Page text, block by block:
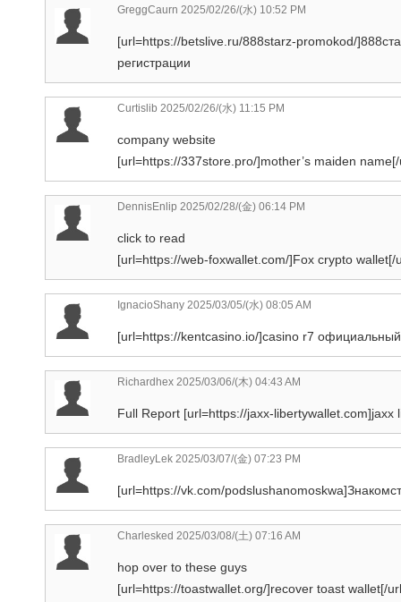
GreggCaurn 2025/02/26/(水) 10:52 PM
[url=https://betslive.ru/888starz-promokod/
регистрации
Curtislib 2025/02/26/(水) 11:15 PM
company website
[url=https://337store.pro/]mother’s maiden
DennisEnlip 2025/02/28/(金) 06:14 PM
click to read
[url=https://web-foxwallet.com/]Fox crypto wallet[/
IgnacioShany 2025/03/05/(水) 08:05 AM
[url=https://kentcasino.io/]casino r7
Richardhex 2025/03/06/(木) 04:43 AM
Full Report [url=https://jaxx-libertywallet.com]jaxx
BradleyLek 2025/03/07/(金) 07:23 PM
[url=https://vk.com/
Charlesked 2025/03/08/(土) 07:16 AM
hop over to these guys
[url=https://toastwallet.org/]recover toast wallet[/